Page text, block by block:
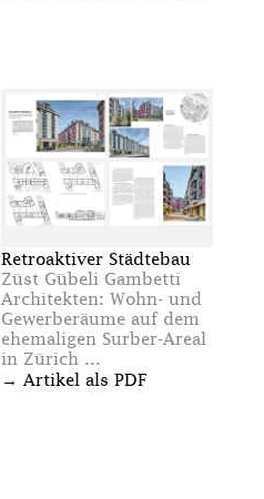
Retroaktiver Städtebau
Züst Gübeli Gambetti
Architekten: Wohn- und
Gewerberäume auf dem
ehemaligen Surber-Areal
in Zürich ...
→ Artikel als PDF